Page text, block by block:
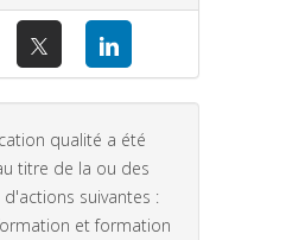
qualité a été
titre de la ou des
suivantes :
et formation